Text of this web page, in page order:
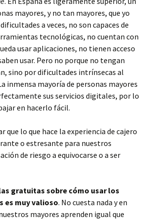
mayores, y no tan mayores, que yo
a veces, no son capaces de
tecnológicas, no cuentan con
usar aplicaciones, no tienen acceso
usar. Pero no porque no tengan
sino por dificultades intrínsecas al
inmensa mayoría de personas mayores
sus servicios digitales, por lo
en hacerlo fácil.
que lo que hace la experiencia de cajero
o estresante para nuestros
de riesgo a equivocarse o a ser
gratuitas sobre cómo usar los
es muy valioso. No cuesta nada y en
mayores aprenden igual que